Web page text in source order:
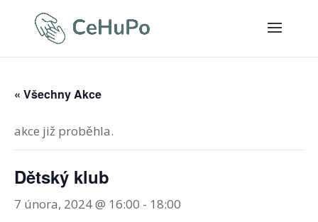
« Všechny Akce
akce již proběhla.
Dětský klub
7 února, 2024 @ 16:00 - 18:00